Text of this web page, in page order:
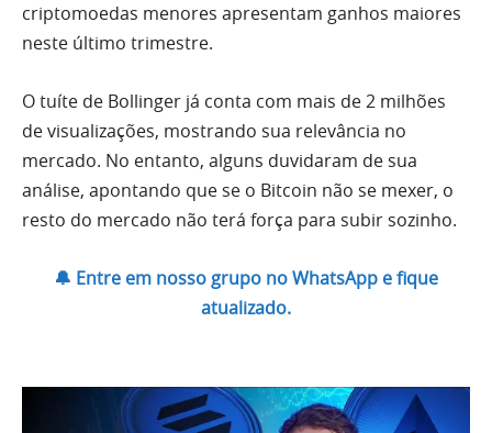
criptomoedas menores apresentam ganhos maiores
neste último trimestre.
O tuíte de Bollinger já conta com mais de 2 milhões
de visualizações, mostrando sua relevância no
mercado. No entanto, alguns duvidaram de sua
análise, apontando que se o Bitcoin não se mexer, o
resto do mercado não terá força para subir sozinho.
🔔 Entre em nosso grupo no WhatsApp e fique
atualizado.